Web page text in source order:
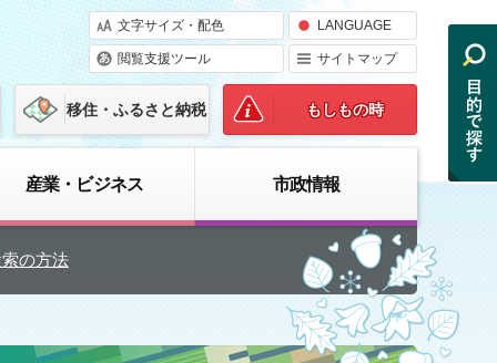
文字サイズ・配色 LANGUAGE
閲覧支援ツール サイトマップ
移住・ふるさと納税 もしもの時
産業・ビジネス 市政情報
の方法